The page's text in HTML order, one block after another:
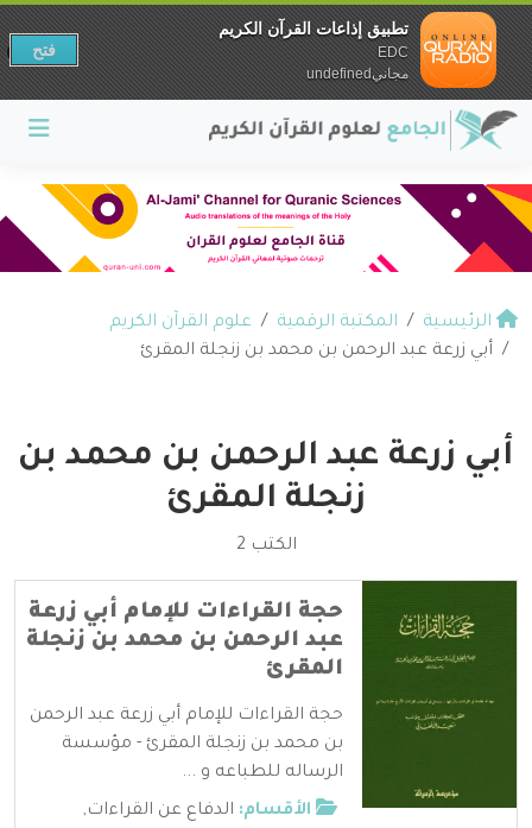
الرئيسية المكتبة الرقمية
علوم القرآن الكريم
أبي زرعة عبد الرحمن بن محمد بن زنجلة المقرئ
أبي زرعة عبد الرحمن بن محمد بن
زنجلة المقرئ
الكتب 2
حجة القراءات للإمام أبي زرعة
عبد الرحمن بن محمد بن زنجلة
المقرئ
حجة القراءات للإمام أبي زرعة عبد الرحمن
بن محمد بن زنجلة المقرئ - مؤسسة
الرساله للطباعه و ...
الأقسام: الدفاع عن القراءات,
تطبيق إذاعات القرآن الكريم
EDC
مجانيundefined
فتح